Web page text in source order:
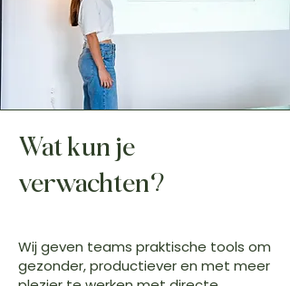
Wat kun je
verwachten?
Wij geven teams praktische tools om
gezonder, productiever en met meer